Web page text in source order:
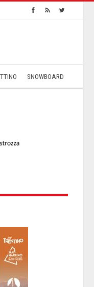
SNOWBOARD